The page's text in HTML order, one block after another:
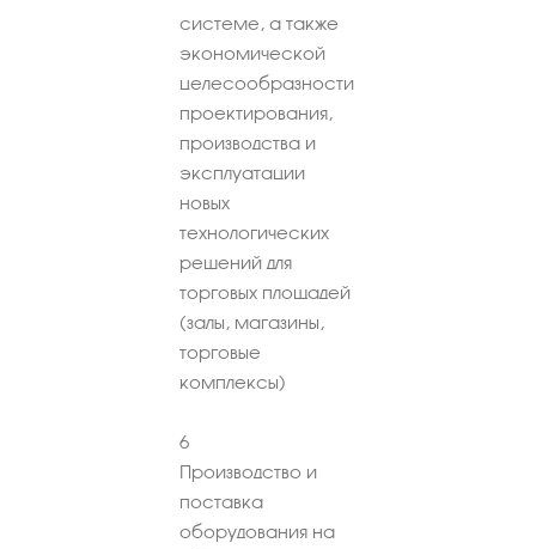
системе, а также
экономической
целесообразности
проектирования,
производства и
эксплуатации
новых
технологических
решений для
торговых площадей
(залы, магазины,
торговые
комплексы)
6
Производство и
поставка
оборудования на